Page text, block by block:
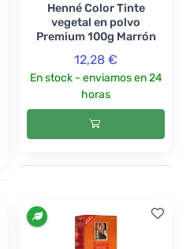
Henné Color Tinte
vegetal en polvo
Premium 100g Marrón
12,28 €
En stock - enviamos en 24
horas